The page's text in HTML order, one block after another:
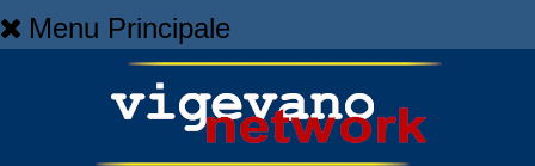
Menu Principale